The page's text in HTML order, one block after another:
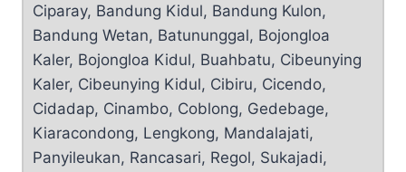
Ciparay, Bandung Kidul, Bandung Kulon,
Bandung Wetan, Batununggal, Bojongloa
Kaler, Bojongloa Kidul, Buahbatu, Cibeunying
Kaler, Cibeunying Kidul, Cibiru, Cicendo,
Cidadap, Cinambo, Coblong, Gedebage,
Kiaracondong, Lengkong, Mandalajati,
Panyileukan, Rancasari, Regol, Sukajadi,